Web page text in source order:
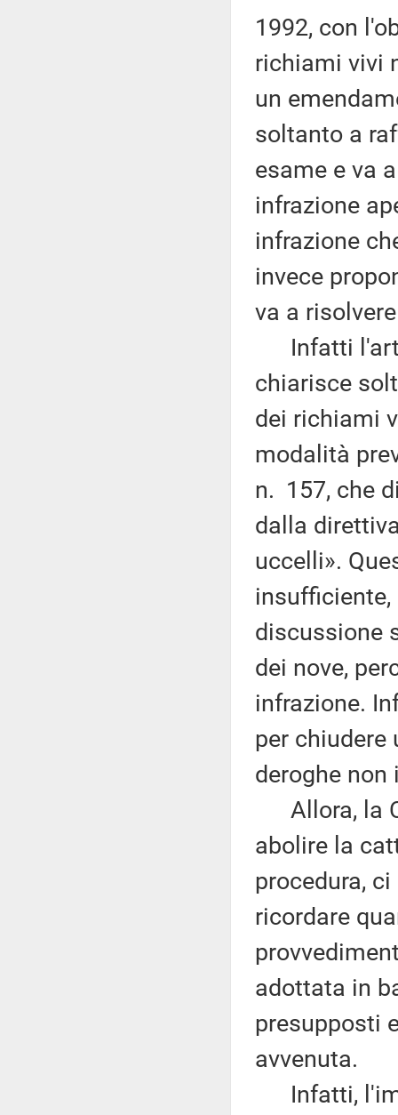
1992, con
richiami vivi
un
soltanto a
esame e va
infrazione
infrazione
invece
va a
Infatti
chiarisce
dei richiami
modalità
n. 157, che
dalla
uccelli».
discussione
dei nove,
infrazione.
per chiudere
deroghe
Allora, la
abolire la
procedura,
ricordare
adottata in
presupposti
avvenuta.
Infatti,